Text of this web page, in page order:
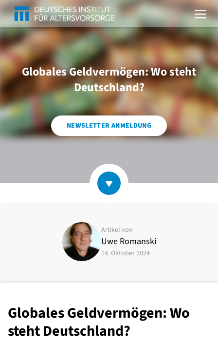
Globales Geldvermögen: Wo steht
Deutschland?
NEWSLETTER ANMELDUNG
Artikel von
Uwe Romanski
14. Oktober 2024
Globales Geldvermögen: Wo
steht Deutschland?